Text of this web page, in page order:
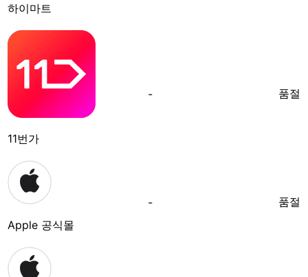
하이마트
11번가
- 품절
Apple 공식몰
- 품절